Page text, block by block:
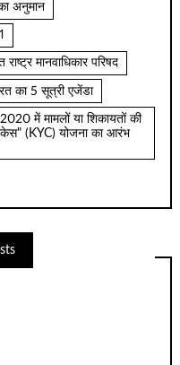
अनुमान
मानवाधिकार परिषद
का 5 सूत्री एजेंडा
में मामलों या शिकायतों की
केस" (KYC) योजना का आरंभ